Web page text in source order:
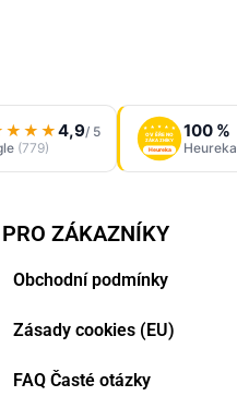
4,9/ 5
(779)
OVĚŘENO
ZÁKAZNÍKY
Heureka
100 %
Heureka
PRO ZÁKAZNÍKY
Obchodní podmínky
Zásady cookies (EU)
FAQ Časté otázky